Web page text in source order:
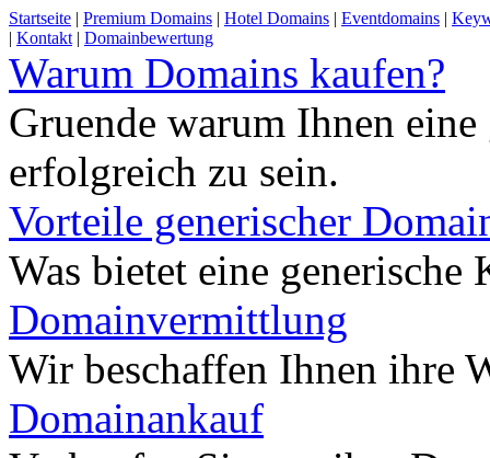
Startseite | Premium Domains | Hotel Domains | Eventdomains |
| Kontakt | Domainbewertung
Warum Domains kaufen?
Gruende warum Ihnen
erfolgreich zu sein.
Vorteile generischer
Was bietet eine
Domainvermittlung
Wir beschaffen Ihnen ihre
Domainankauf